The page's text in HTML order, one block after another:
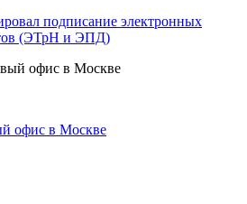
подписание электронных
(ЭТрН и ЭПД)
офис в Москве